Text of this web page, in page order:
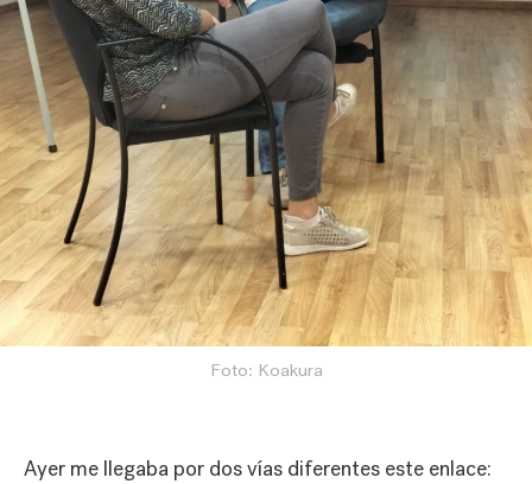
Foto: Koakura
Ayer me llegaba por dos vías diferentes este enlace: